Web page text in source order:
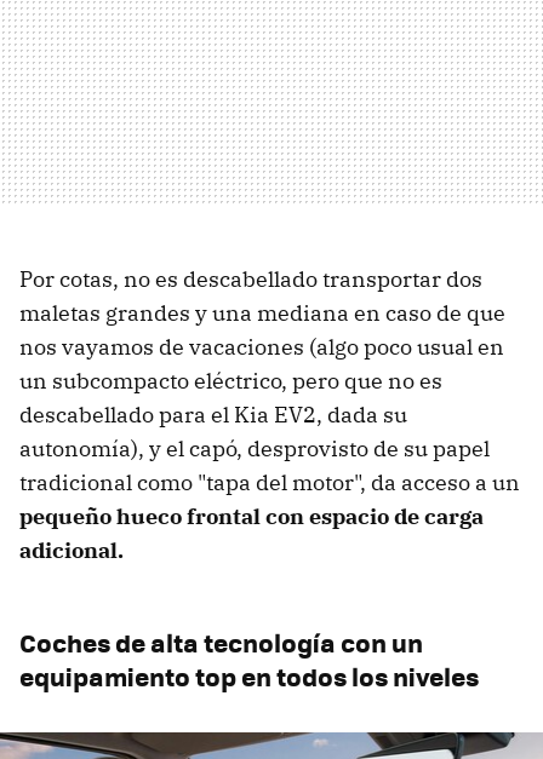
Por cotas, no es descabellado transportar dos
maletas grandes y una mediana en caso de que
nos vayamos de vacaciones (algo poco usual en
un subcompacto eléctrico, pero que no es
descabellado para el Kia EV2, dada su
autonomía), y el capó, desprovisto de su papel
tradicional como "tapa del motor", da acceso a un
pequeño hueco frontal con espacio de carga
adicional.
Coches de alta tecnología con un
equipamiento top en todos los niveles